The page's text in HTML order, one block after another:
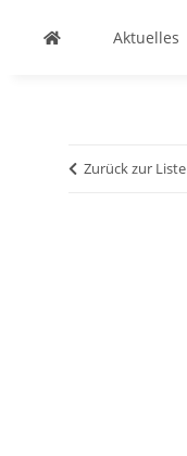
Aktuelles
Zurück zur Liste